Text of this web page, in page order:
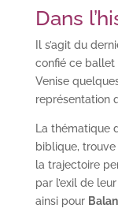
Dans
Il s’agit du
confié ce ballet
Venise
représentation
La thématique
biblique,
la trajectoire
par l’exil de
ainsi pour